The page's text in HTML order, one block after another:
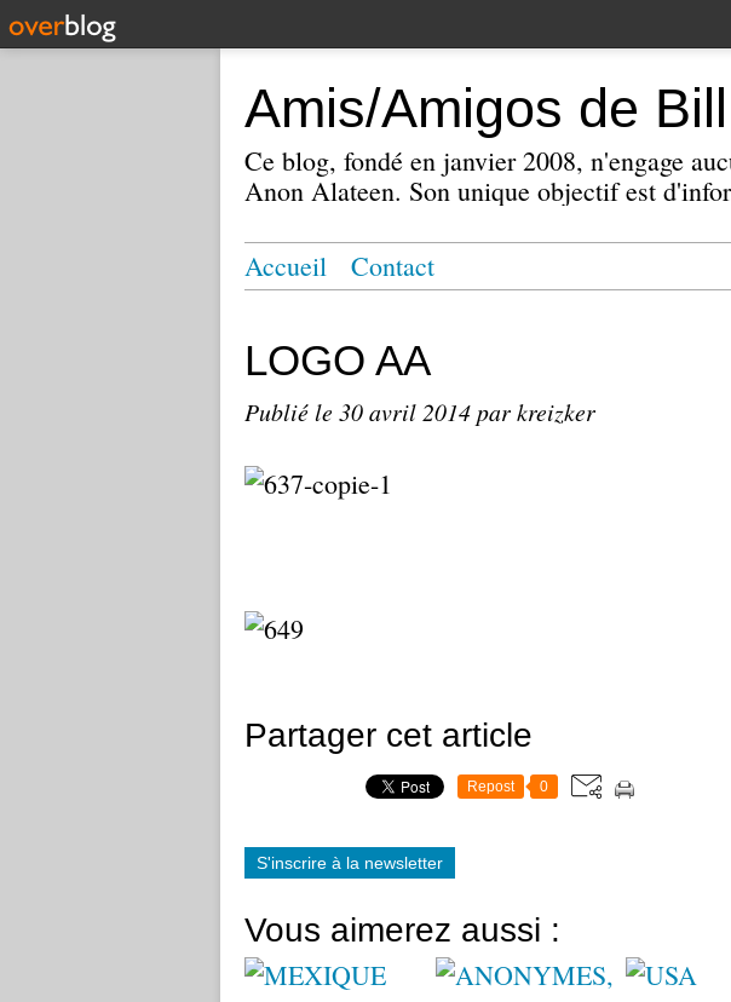
Amis/Amigos de
Ce blog, fondé en janvier 2008, n'engage
Anon Alateen. Son unique objectif est
Accueil Contact
LOGO AA
Publié le 30 avril 2014par kreizker
Partager cet article
Repost 0
S'inscrire à la newsletter
Vous aimerez aussi :